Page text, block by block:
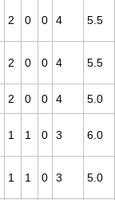
2 0 0 4 5.5
2 0 0 4 5.5
2 0 0 4 5.0
1 1 0 3 6.0
1 1 0 3 5.0